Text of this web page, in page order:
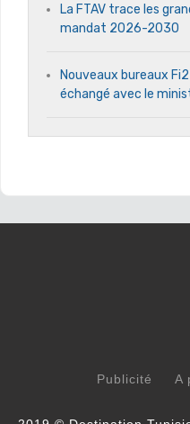
La FTAV trace les
mandat 2026-2030
Nouveaux bureaux
échangé avec le
Publicité A